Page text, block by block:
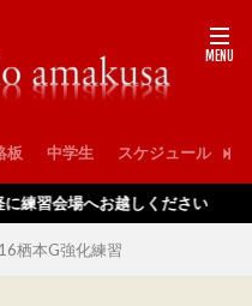
板 中学生 スケジュール
会場へお越しください
栖本G強化練習